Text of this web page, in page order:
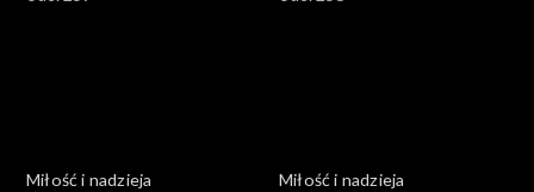
Miłość i nadzieja
Miłość i nadzieja